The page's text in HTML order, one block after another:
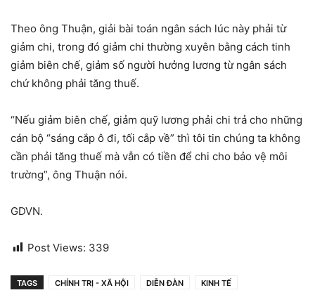
Theo ông Thuận, giải bài toán ngân sách lúc này phải từ
giảm chi, trong đó giảm chi thường xuyên bằng cách tinh
giảm biên chế, giảm số người hưởng lương từ ngân sách
chứ không phải tăng thuế.
“Nếu giảm biên chế, giảm quỹ lương phải chi trả cho những
cán bộ “sáng cắp ô đi, tối cắp về” thì tôi tin chúng ta không
cần phải tăng thuế mà vẫn có tiền để chi cho bảo vệ môi
trường”, ông Thuận nói.
GDVN.
Post Views: 339
TAGS CHÍNH TRỊ - XÃ HỘI DIỄN ĐÀN KINH TẾ